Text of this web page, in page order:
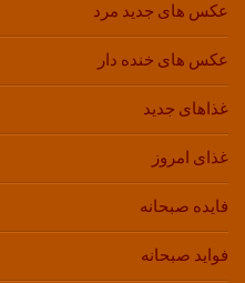
عکس های جدید مرد
عکس های خنده دار
غذاهای جدید
غذای امروز
فایده صبحانه
فواید صبحانه